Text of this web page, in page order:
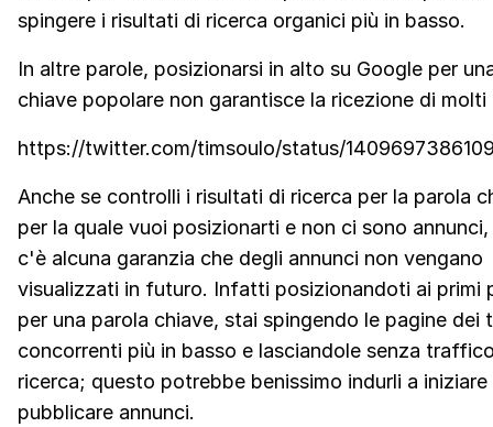
spingere i risultati di ricerca organici più in basso.
In altre parole, posizionarsi in alto su Google per
chiave popolare non garantisce la ricezione di molti
https://twitter.com/timsoulo/status/
Anche se controlli i risultati di ricerca per la parola
per la quale vuoi posizionarti e non ci sono annunci,
c'è alcuna garanzia che degli annunci non vengano
visualizzati in futuro. Infatti posizionandoti ai primi
per una parola chiave, stai spingendo le pagine dei
concorrenti più in basso e lasciandole senza
ricerca; questo potrebbe benissimo indurli a iniziare
pubblicare annunci.